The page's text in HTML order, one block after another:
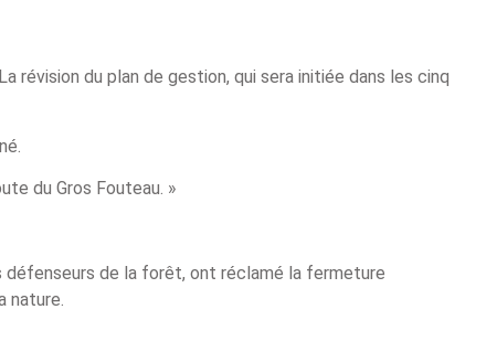
révision du plan de gestion, qui sera initiée dans les cinq
du Gros Fouteau. »
défenseurs de la forêt, ont réclamé la fermeture
nature.